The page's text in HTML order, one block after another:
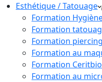
Esthétique / Tatouage
Formation
Formation
Formation piercing
Formation au
Formation
Formation au